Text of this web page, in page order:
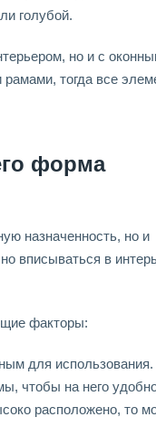
голубой.
но и с
тогда все
форма
назначенность, но и
вписываться в
факторы:
для использования.
чтобы на него
расположено, то